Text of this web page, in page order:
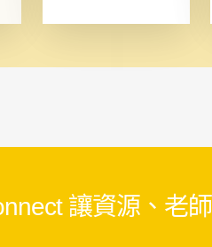
讓資源、老